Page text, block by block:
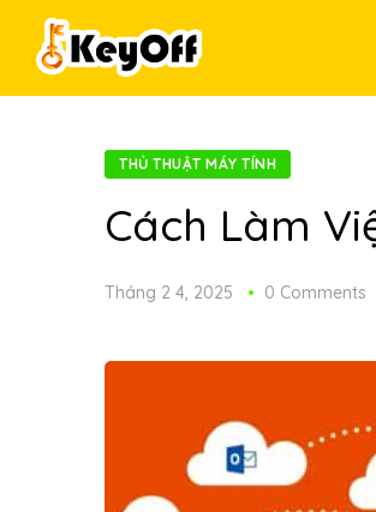
THỦ THUẬT MÁY TÍNH
Cách Làm
Tháng 2 4, 2025 0 Comments